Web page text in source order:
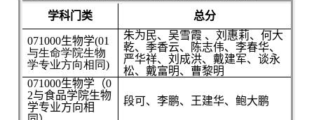
学科门类
总分
071000生物学(01
与生命学院生物
学专业方向相同)
朱为民、吴雪霞 、刘惠莉、何大
乾、季香云、陈志伟、李春华、
严华祥、刘成洪、戴建军、谈永
松、戴富明、曹黎明
071000生物学（0
2与食品学院生物
学专业方向相
段可、李鹏、王建华、鲍大鹏